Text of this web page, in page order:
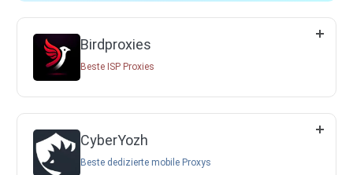
Birdproxies
Beste ISP Proxies
CyberYozh
Beste dedizierte mobile Proxys